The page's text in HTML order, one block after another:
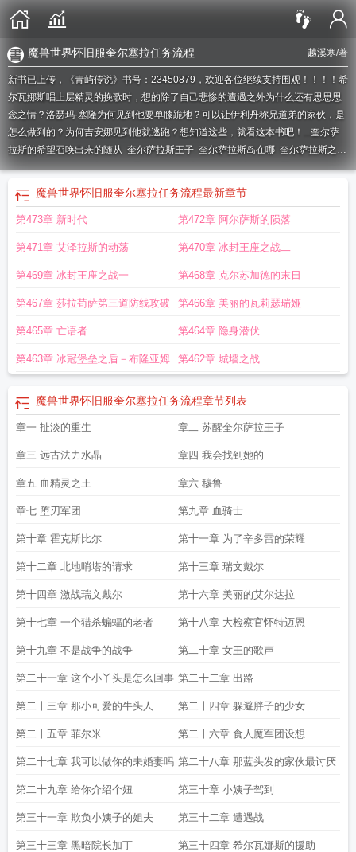
越溪寒/著
魔兽世界怀旧服奎尔塞拉任务流程
新书已上传，《青屿传说》书号：23450879，欢迎各位继续支持围观！！！！希
尔瓦娜斯唱上层精灵的挽歌时，想的除了自己悲惨的遭遇之外为什么还有思思思
念之情？洛瑟玛·塞隆为何见到他要单膝跪地？可以让伊利丹称兄道弟的家伙，是
怎么做到的？为何吉安娜见到他就逃跑？想知道这些，就看这本书吧！...奎尔萨
拉斯的希望召唤出来的随从 奎尔萨拉斯王子 奎尔萨拉斯岛在哪 奎尔萨拉斯之剑
任务为了奎尔萨拉斯魔兽争霸3奎尔萨拉斯奎尔萨拉斯之靴进军奎尔萨拉
奎尔萨拉斯精灵 开局一座大墓地 for奎尔萨拉斯 奎尔萨拉斯王
斯 奎尔萨拉斯装备箱
拉斯奎尔萨拉斯语 奎尔萨拉斯金弓属性奎尔萨拉斯和银月城奎尔萨拉斯军
斯岛怎么去 奎尔萨拉斯金弓id 奎尔丹纳斯和奎尔萨拉斯奎尔萨拉斯岛日常任
务魔兽世界奎尔萨拉斯怀旧服奎尔萨拉斯之剑属性奎尔萨拉斯名册在哪个位
服务器 奎尔萨拉斯换宝石奎尔萨拉斯的领袖奎尔萨拉斯的希望 卡组
斯的希望是谁的武器
奎尔萨拉斯和奎尔丹纳斯
尔萨拉斯奎尔萨拉斯的梦奎尔萨拉斯维基百科银月城和奎尔萨拉斯
斯岛牌子装备奎尔萨拉斯名册奎尔萨拉斯日常奖励奎尔萨拉斯摄政王奎尔萨
拉斯战马怎么获得奎尔萨拉斯宝箱 奎尔萨拉斯金弓和橙弓
落为什么奎尔萨拉斯在外域奎尔萨拉斯的希望是永久byff嘛奎尔萨拉斯英文奎
尔萨拉斯地图奎尔萨拉斯金弓掉落 奎尔萨拉斯的名册奎尔萨拉斯金弓和群星之
怒 奎尔萨拉斯之靴怎么拿 奎尔萨拉斯名册在哪 奎尔萨拉斯在地图哪
么去奎尔萨拉斯 奎尔萨拉斯摄政王在哪奎尔萨拉斯 越溪寒
斯是谁魔兽世界奎尔塞拉任务流程 奎尔萨拉斯军马怎么获得
清大图奎尔萨拉斯之剑怎么得到 魔兽世界奎尔萨拉斯怎么去奎尔萨拉斯金弓哪
的建立奎尔萨拉斯什么意思 魔兽奎尔萨拉斯怀旧服奎尔萨拉斯之剑任务
拉斯奎尔萨拉斯奎尔萨拉斯最后一个国王 记住奎尔萨拉斯 奎尔萨拉斯的宝
弓在哪里刷 奎尔萨拉斯的摄政王奎尔萨拉斯之剑炉石魔兽世界正式服奎尔塞拉
怎么去 奎尔萨拉斯的希望削弱 奎尔萨拉斯炉石 奎尔萨拉斯高清地图
斯在哪里奎尔萨拉斯为什么不开放奎尔萨拉斯在哪 魔兽世界奎尔萨拉斯地
斯国王魔兽世界怀旧服奎尔塞拉任务流程奎尔萨拉斯原始之心奎尔萨拉之
剑奎尔萨拉斯岛怎么去沙塔斯 奎尔萨拉斯的希望竞技场 奎尔萨拉斯的首都
魔兽世界怀旧服奎尔塞拉任务流程最新章节
第473章 新时代 第472章 阿尔萨斯的陨落
第471章 艾泽拉斯的动荡 第470章 冰封王座之战二
第469章 冰封王座之战一 第468章 克尔苏加德的末日
第467章 莎拉苟萨第三道防线攻破 第466章 美丽的瓦莉瑟瑞娅
第465章 亡语者 第464章 隐身潜伏
第463章 冰冠堡垒之盾－布隆亚姆 第462章 城墙之战
魔兽世界怀旧服奎尔塞拉任务流程章节列表
章一 扯淡的重生 章二 苏醒奎尔萨拉王子
章三 远古法力水晶 章四 我会找到她的
章五 血精灵之王 章六 穆鲁
章七 堕刃军团 第九章 血骑士
第十章 霍克斯比尔 第十一章 为了辛多雷的荣耀
第十二章 北地哨塔的请求 第十三章 瑞文戴尔
第十四章 激战瑞文戴尔 第十六章 美丽的艾尔达拉
第十七章 一个猎杀蝙蝠的老者 第十八章 大检察官怀特迈恩
第十九章 不是战争的战争 第二十章 女王的歌声
第二十一章 这个小丫头是怎么回事 第二十二章 出路
第二十三章 那小可爱的牛头人 第二十四章 躲避胖子的少女
第二十五章 菲尔米 第二十六章 食人魔军团设想
第二十七章 我可以做你的未婚妻吗 第二十八章 那蓝头发的家伙最讨厌
第二十九章 给你介绍个妞 第三十章 小姨子驾到
第三十一章 欺负小姨子的姐夫 第三十二章 遭遇战
第三十三章 黑暗院长加丁 第三十四章 希尔瓦娜斯的援助